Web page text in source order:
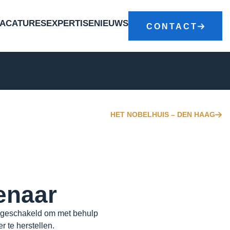
EXPERTISENIEUWS CONTACT
HET NOBELHUIS – DEN HAAG
om met behulp
te herstellen.